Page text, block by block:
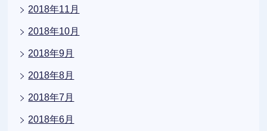
2018年11月
2018年10月
2018年9月
2018年8月
2018年7月
2018年6月